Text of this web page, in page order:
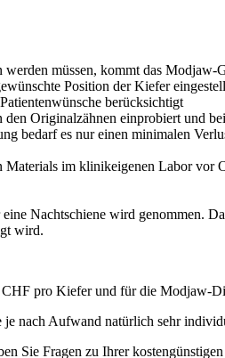
müssen, kommt das
Position der Kiefer
berücksichtigt
Originalzähnen einprobiert und
bedarf es nur einen minimalen
im klinikeigenen Labor
Nachtschiene wird genommen.
wird.
pro Kiefer und für die Modjaw-
nach Aufwand natürlich sehr
Sie Fragen zu Ihrer